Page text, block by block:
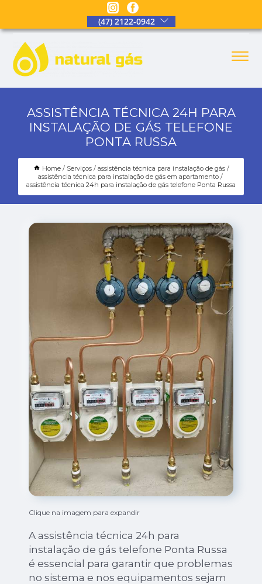
(47) 2122-0942
ASSISTÊNCIA TÉCNICA 24H PARA
INSTALAÇÃO DE GÁS TELEFONE
PONTA RUSSA
Home Serviços
assistência técnica para instalação de gás
assistência técnica para instalação de gás em apartamento
assistência técnica 24h para instalação de gás telefone Ponta Russa
Clique na imagem para expandir
A assistência técnica 24h para
instalação de gás telefone Ponta Russa
é essencial para garantir que problemas
no sistema e nos equipamentos sejam